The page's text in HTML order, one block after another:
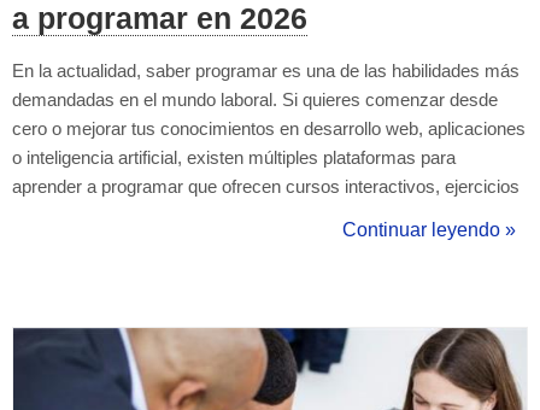
a programar en 2026
En la actualidad, saber programar es una de las habilidades más
demandadas en el mundo laboral. Si quieres comenzar desde
cero o mejorar tus conocimientos en desarrollo web, aplicaciones
o inteligencia artificial, existen múltiples plataformas para
aprender a programar que ofrecen cursos interactivos, ejercicios
listado con las mejores páginas para aprender a programar, tant...
Continuar leyendo »